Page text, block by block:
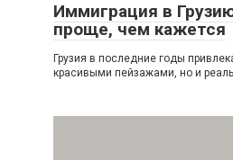
Иммиграция в
проще, чем кажется
Грузия в последние годы
красивыми пейзажами, но и